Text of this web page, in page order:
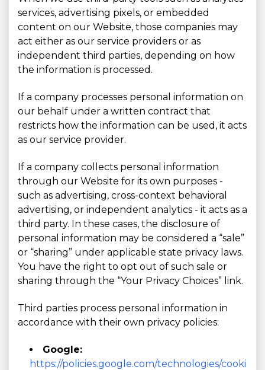
services, advertising pixels, or embedded
content on our Website, those companies may
act either as our service providers or as
independent third parties, depending on how
the information is processed.
If a company processes personal information on
our behalf under a written contract that
restricts how the information can be used, it acts
as our service provider.
If a company collects personal information
through our Website for its own purposes -
such as advertising, cross-context behavioral
advertising, or independent analytics - it acts as a
third party. In these cases, the disclosure of
personal information may be considered a “sale”
or “sharing” under applicable state privacy laws.
You have the right to opt out of such sale or
sharing through the “Your Privacy Choices” link.
Third parties process personal information in
accordance with their own privacy policies:
Google:
https://policies.google.com/technologies/cooki